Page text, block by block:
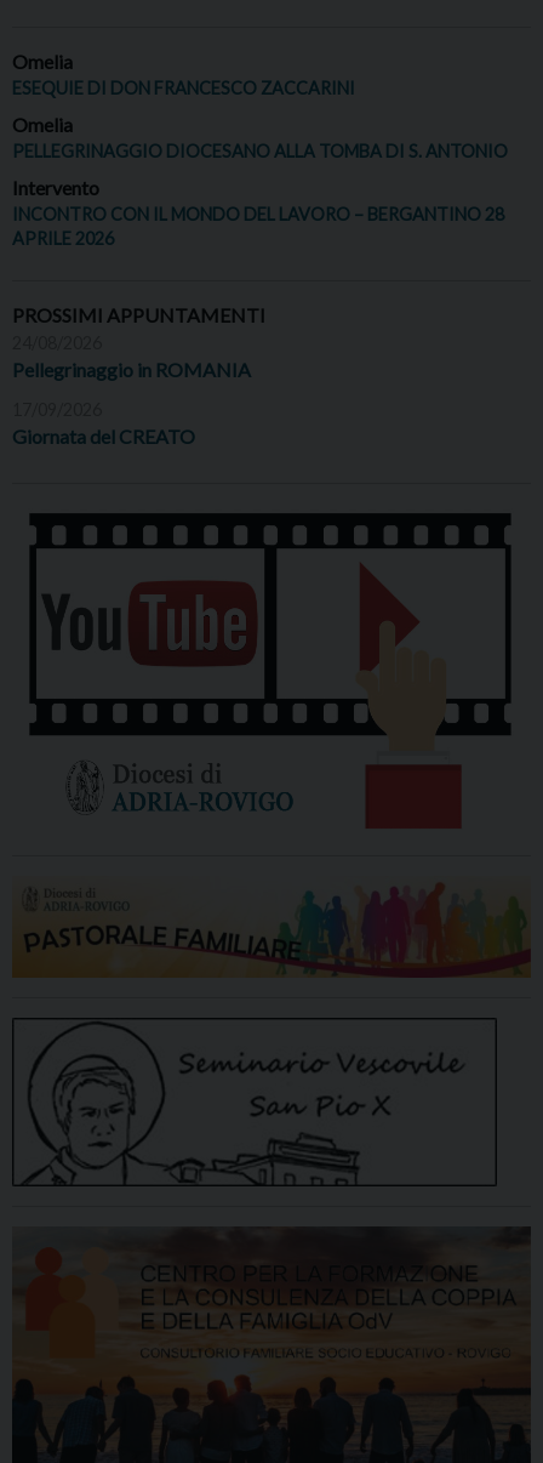
Omelia
ESEQUIE DI DON FRANCESCO ZACCARINI
Omelia
PELLEGRINAGGIO DIOCESANO ALLA TOMBA DI S. ANTONIO
Intervento
INCONTRO CON IL MONDO DEL LAVORO – BERGANTINO 28
APRILE 2026
PROSSIMI APPUNTAMENTI
Pellegrinaggio in ROMANIA
Giornata del CREATO